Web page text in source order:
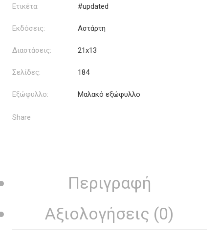
Ετικέτα: #updated
Εκδόσεις: Αστάρτη
Διαστάσεις: 21x13
Σελίδες: 184
Εξώφυλλο: Μαλακό εξώφυλλο
Share
Περιγραφή
Αξιολογήσεις (0)